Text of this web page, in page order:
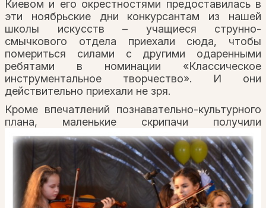
Киевом и его окрестностями предоставилась в
эти ноябрьские дни конкурсантам из нашей
школы искусств – учащиеся струнно-
смычкового отдела приехали сюда, чтобы
помериться силами с другими одаренными
ребятами в номинации «Классическое
инструментальное творчество». И они
действительно приехали не зря.
Кроме впечатлений познавательно-культурного
плана, маленькие скрипачи получили